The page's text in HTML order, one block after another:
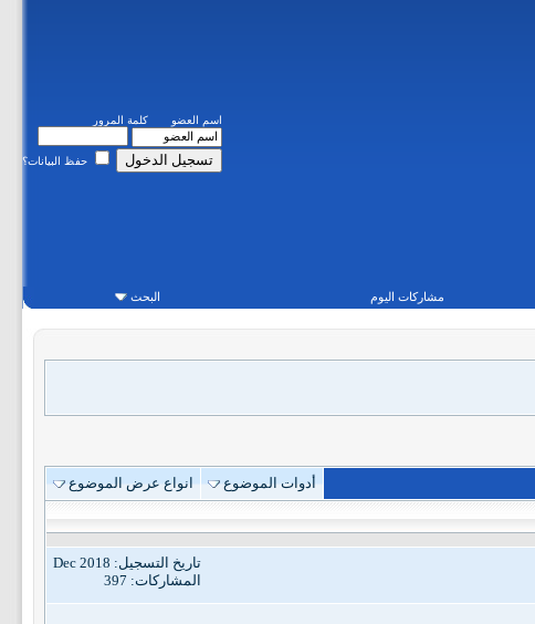
اسم العضو كلمة المرور
حفظ البيانات؟
مشاركات اليوم البحث
أدوات الموضوع
انواع عرض الموضوع
تاريخ التسجيل: Dec 2018
المشاركات: 397